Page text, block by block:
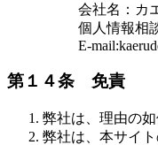
会社名：カ
個人情報相
E-
第１４条 免責
弊社は、理由の
弊社は、本サイ